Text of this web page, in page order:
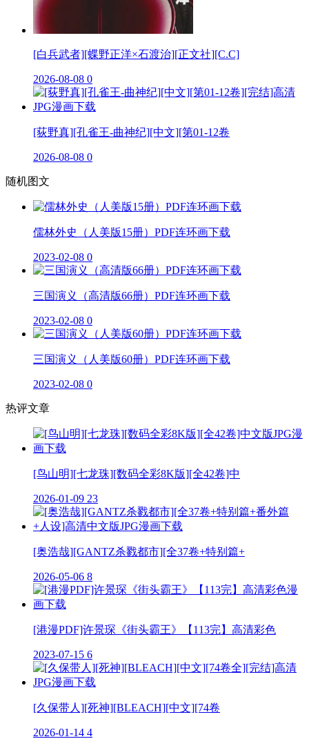
[白兵武者][蝶野正洋×石渡治][正文社][C.C]
2026-08-08 0
[荻野真][孔雀王-曲神纪][中文][第01-12卷
2026-08-08 0
随机图文
儒林外史（人美版15册）PDF连环画下载
2023-02-08 0
三国演义（高清版66册）PDF连环画下载
2023-02-08 0
三国演义（人美版60册）PDF连环画下载
2023-02-08 0
热评文章
[鸟山明][七龙珠][数码全彩8K版][全42卷]中
2026-01-09 23
[奥浩哉][GANTZ杀戮都市][全37卷+特别篇+
2026-05-06 8
[港漫PDF]许景琛《街头霸王》【113完】高清彩色
2023-07-15 6
[久保带人][死神][BLEACH][中文][74卷
2026-01-14 4